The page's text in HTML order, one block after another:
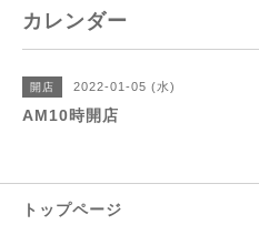
カレンダー
開店 2022-01-05 (水)
AM10時開店
トップページ